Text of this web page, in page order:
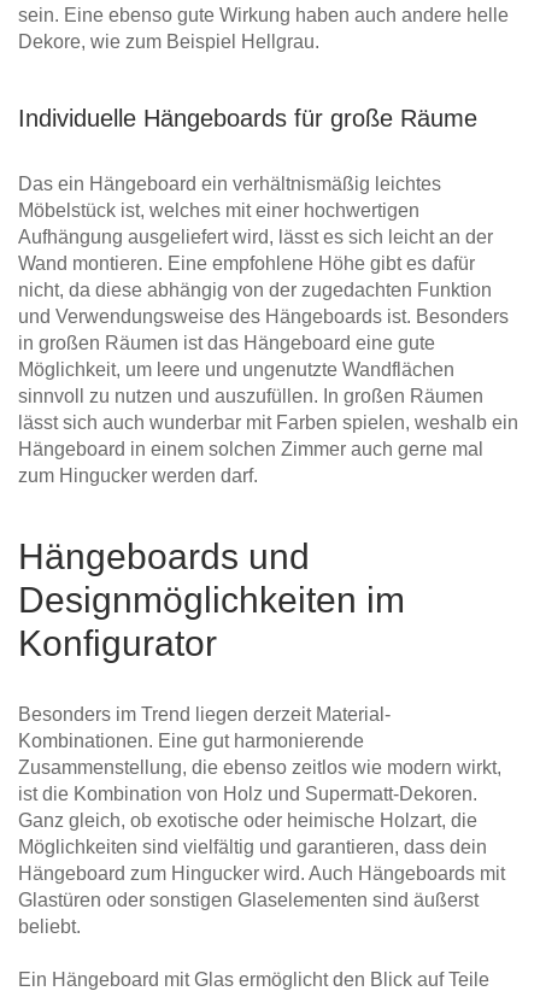
sein. Eine ebenso gute Wirkung haben auch andere helle
Dekore, wie zum Beispiel Hellgrau.
Individuelle Hängeboards für große Räume
Das ein Hängeboard ein verhältnismäßig leichtes
Möbelstück ist, welches mit einer hochwertigen
Aufhängung ausgeliefert wird, lässt es sich leicht an der
Wand montieren. Eine empfohlene Höhe gibt es dafür
nicht, da diese abhängig von der zugedachten Funktion
und Verwendungsweise des Hängeboards ist. Besonders
in großen Räumen ist das Hängeboard eine gute
Möglichkeit, um leere und ungenutzte Wandflächen
sinnvoll zu nutzen und auszufüllen. In großen Räumen
lässt sich auch wunderbar mit Farben spielen, weshalb ein
Hängeboard in einem solchen Zimmer auch gerne mal
zum Hingucker werden darf.
Hängeboards und
Designmöglichkeiten im
Konfigurator
Besonders im Trend liegen derzeit Material-
Kombinationen. Eine gut harmonierende
Zusammenstellung, die ebenso zeitlos wie modern wirkt,
ist die Kombination von Holz und Supermatt-Dekoren.
Ganz gleich, ob exotische oder heimische Holzart, die
Möglichkeiten sind vielfältig und garantieren, dass dein
Hängeboard zum Hingucker wird. Auch Hängeboards mit
Glastüren oder sonstigen Glaselementen sind äußerst
beliebt.
Ein Hängeboard mit Glas ermöglicht den Blick auf Teile